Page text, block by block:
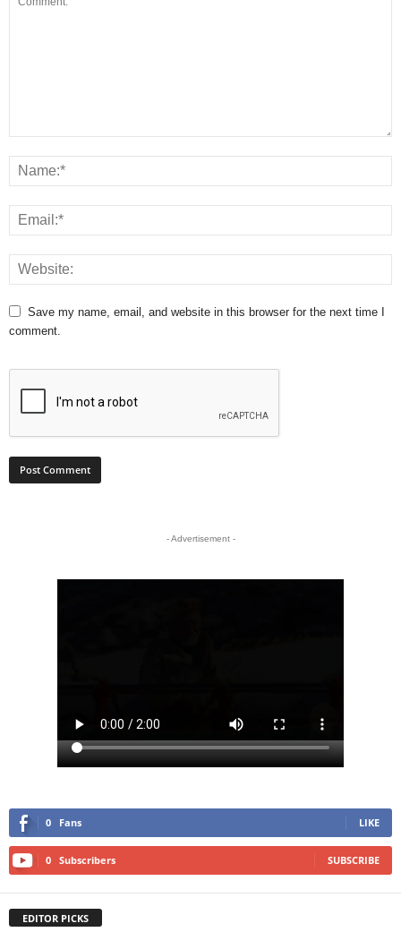
Save my name, email, and website in this browser for the next time I
comment.
- Advertisement -
0 Fans LIKE
0 Subscribers SUBSCRIBE
EDITOR PICKS